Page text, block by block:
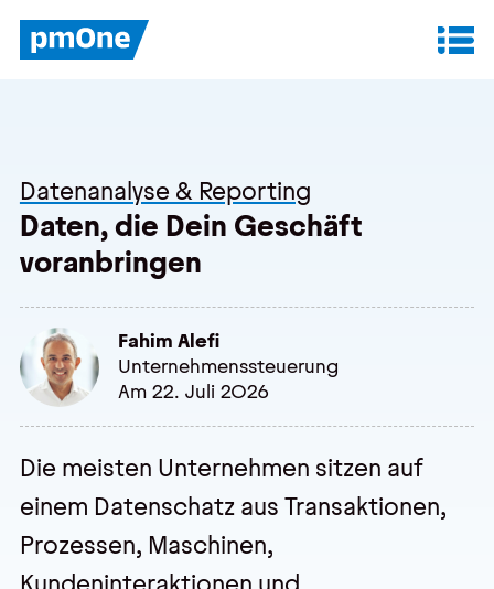
Datenanalyse & Reporting
Daten, die Dein Geschäft
voranbringen
Fahim Alefi
Unternehmenssteuerung
Am 22. Juli 2026
Die meisten Unternehmen sitzen auf
einem Datenschatz aus Transaktionen,
Prozessen, Maschinen,
Datenanalyse & Reporting
Finanzplanung & Controlling
IT-Betrieb & Support
Insights
Anwenderberichte
Blog
Veranstaltungen